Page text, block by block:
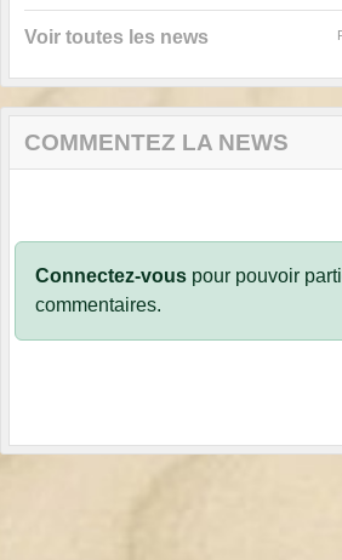
Voir toutes les news
COMMENTEZ LA NEWS
Connectez-vous pour pouvoir
commentaires.